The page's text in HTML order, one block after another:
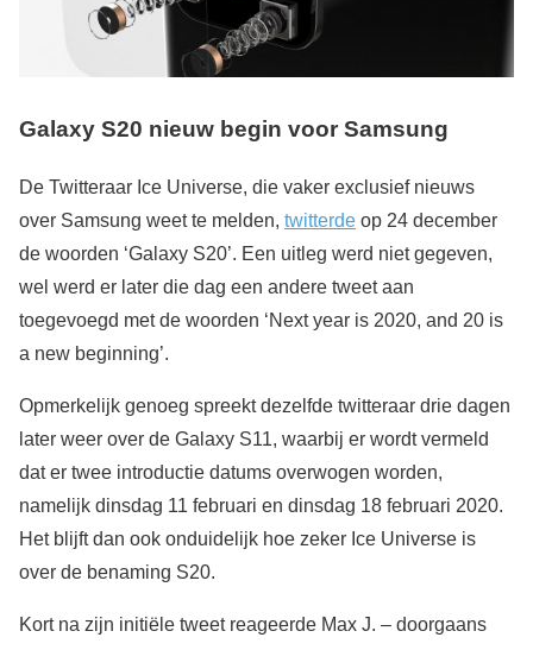
Galaxy S20 nieuw begin voor Samsung
De Twitteraar Ice Universe, die vaker exclusief nieuws
over Samsung weet te melden, twitterde op 24 december
de woorden ‘Galaxy S20’. Een uitleg werd niet gegeven,
wel werd er later die dag een andere tweet aan
toegevoegd met de woorden ‘Next year is 2020, and 20 is
a new beginning’.
Opmerkelijk genoeg spreekt dezelfde twitteraar drie dagen
later weer over de Galaxy S11, waarbij er wordt vermeld
dat er twee introductie datums overwogen worden,
namelijk dinsdag 11 februari en dinsdag 18 februari 2020.
Het blijft dan ook onduidelijk hoe zeker Ice Universe is
over de benaming S20.
Kort na zijn initiële tweet reageerde Max J. – doorgaans